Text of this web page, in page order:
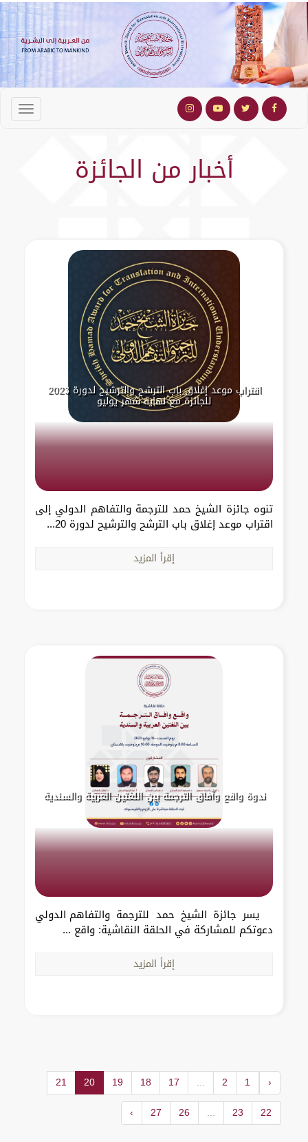
أخبار من الجائزة
اقتراب موعد إغلاق باب الترشح والترشيح لدورة 2023
للجائزة مع نهاية شهر يوليو
تنوه جائزة الشيخ حمد للترجمة والتفاهم الدولي إلى
اقتراب موعد إغلاق باب الترشح والترشيح لدورة 20...
إقرأ المزيد
ندوة واقع وآفاق الترجمة بين اللغتين العربية والسندية
يسر جائزة الشيخ حمد للترجمة والتفاهم الدولي
دعوتكم للمشاركة في الحلقة النقاشية: واقع ...
إقرأ المزيد
‹
1
2
...
17
18
19
20
21
22
23
...
26
27
›